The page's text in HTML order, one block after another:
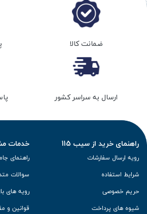
ضمانت کالا
ارسال به سراسر کشور
راهنمای خرید از سیب 115
رویه ارسال سفارشات
شرایط استفاده
حریم خصوصی
شیوه های پرداخت
خدمات
راهنمای
سوالات
رویه های
قوانین و